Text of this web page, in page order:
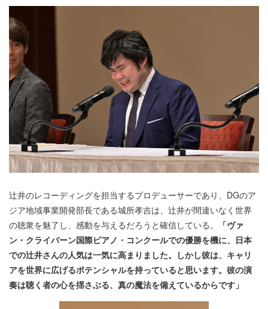
辻井のレコーディングを担当するプロデューサーであり、DGのア
ジア地域事業開発部長である城所孝吉は、辻井が間違いなく世界
の聴衆を魅了し、感動を与えるだろうと確信している。
「ヴァ
ン・クライバーン国際ピアノ・コンクールでの優勝を機に、日本
での辻井さんの人気は一気に高まりました。しかし彼は、キャリ
アを世界に広げるポテンシャルを持っていると思います。彼の演
奏は聴く者の心を揺さぶる、真の魔法を備えているからです」